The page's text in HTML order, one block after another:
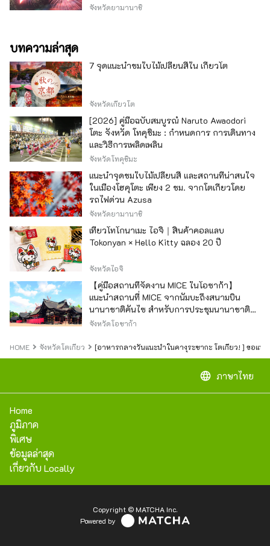
จังหวัดยามานาชิ
บทความล่าสุด
7 จุดแนะนำชมใบไม้เปลี่ยนสีใน เกียวโต
จังหวัดเกียวโต
[2026] คู่มือฉบับสมบูรณ์ Naruto Awaodori
โตะ จังหวัด โทคุชิมะ : กำหนดการ การเดินทาง
และวิธีการเพลิดเพลิน
จังหวัดโทคุชิมะ
แนะนำจุดชมใบไม้เปลี่ยนสี และสถานที่น่าสนใจ
ในเมืองโฮคุโตะ เพียง 2 ชม. จากโตเกียวโดย
รถไฟด่วน Azusa
จังหวัดยามานาชิ
เที่ยวโทโกนาเมะ ไอจิ｜สินค้าคอลแลบ
Tokonyan × Hello Kitty ฉลอง 20 ปี
จังหวัดไอจิ
【คู่มือสถานที่จัดงาน MICE ในโอซาก้า】
แนะนำสถานที่ MICE จากนัมบะถึงสนามบิน
นานาชาติคันไซ สำหรับการประชุมนานาชาติ
และกิจกรรมองค์กร
จังหวัดโอซาก้า
HOME จังหวัดโตเกียว [อาหารกลางวันแนะนำในคางุระซากะ โตเกียว! ] ขอแน
language ภาษาไทย
Home
ภูมิภาค
พิเศษ
ข้อมูลล่าสุด
เกี่ยวกับ Locally
Copyright © MATCHA Inc.
Powered by